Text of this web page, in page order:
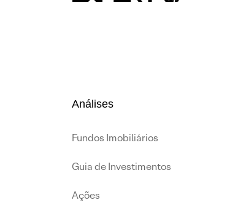
Análises
Fundos Imobiliários
Guia de Investimentos
Ações